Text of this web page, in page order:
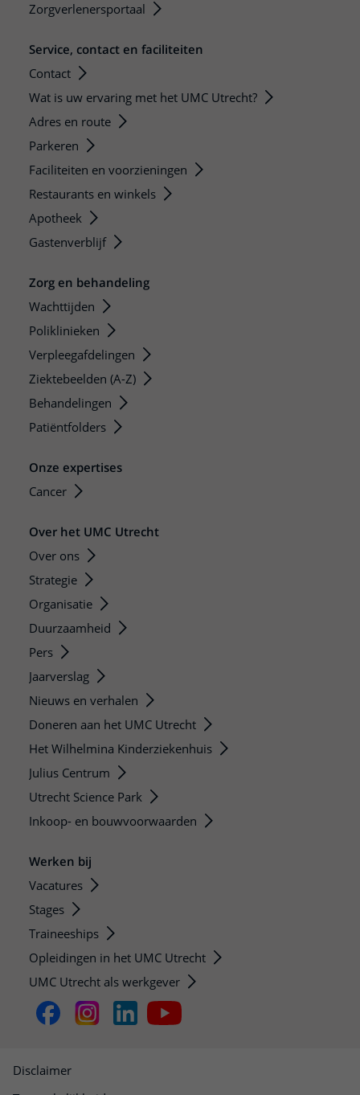
Zorgverlenersportaal
Service, contact en faciliteiten
Contact
Wat is uw ervaring met het UMC Utrecht?
Adres en route
Parkeren
Faciliteiten en voorzieningen
Restaurants en winkels
Apotheek
Gastenverblijf
Zorg en behandeling
Wachttijden
Poliklinieken
Verpleegafdelingen
Ziektebeelden (A-Z)
Behandelingen
Patiëntfolders
Onze expertises
Cancer
Over het UMC Utrecht
Over ons
Strategie
Organisatie
Duurzaamheid
Pers
Jaarverslag
Nieuws en verhalen
Doneren aan het UMC Utrecht
Het Wilhelmina Kinderziekenhuis
Julius Centrum
Utrecht Science Park
Inkoop- en bouwvoorwaarden
Werken bij
Vacatures
Stages
Traineeships
Opleidingen in het UMC Utrecht
UMC Utrecht als werkgever
Disclaimer